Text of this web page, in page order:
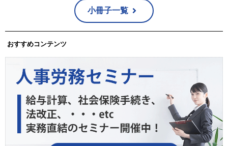
小冊子一覧
おすすめコンテンツ